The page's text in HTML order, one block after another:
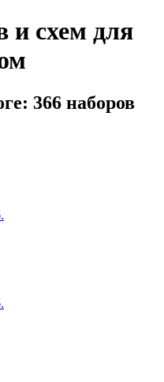
и схем для
366 наборов